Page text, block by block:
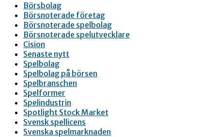
Börsbolag
Börsnoterade företag
Börsnoterade spelbolag
Börsnoterade spelutvecklare
Cision
Senaste nytt
Spelbolag
Spelbolag på börsen
Spelbranschen
Spelformer
Spelindustrin
Spotlight Stock Market
Svensk spellicens
Svenska spelmarknaden